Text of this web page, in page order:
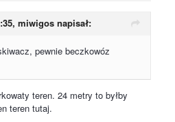
miwigos napisał:
pewnie beczkowóz
teren. 24 metry to byłby
teren tutaj.